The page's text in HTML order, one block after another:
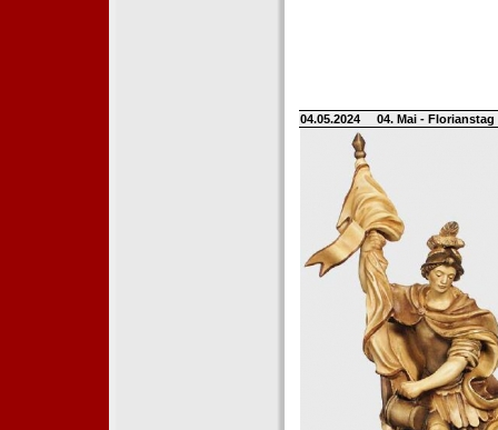
04.05.2024 04. Mai -